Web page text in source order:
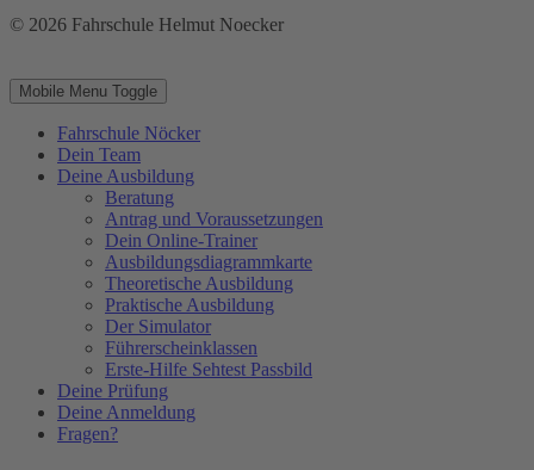
© 2026 Fahrschule Helmut Noecker
Mobile Menu Toggle
Fahrschule Nöcker
Dein Team
Deine Ausbildung
Beratung
Antrag und Voraussetzungen
Dein Online-Trainer
Ausbildungsdiagrammkarte
Theoretische Ausbildung
Praktische Ausbildung
Der Simulator
Führerscheinklassen
Erste-Hilfe Sehtest Passbild
Deine Prüfung
Deine Anmeldung
Fragen?